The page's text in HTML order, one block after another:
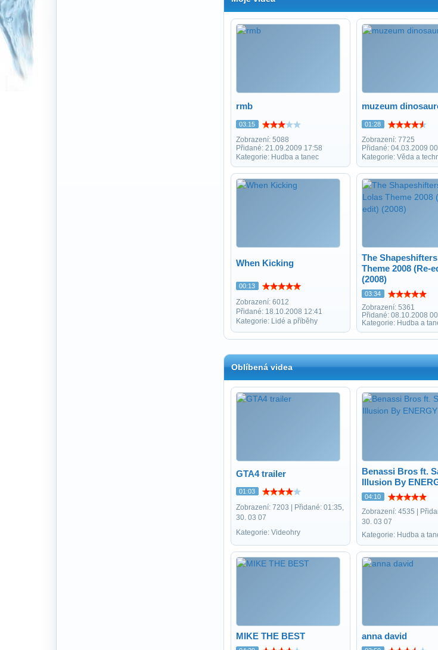
rmb
03:15
Zobrazení: 5088
Přidané: 21.09.2009 17:58
Kategorie: Hudba a tanec
muzeum
01:28
Zobrazení: 7725
Přidané: 04.03.2009
Kategorie: Věda a
When Kicking
00:13
Zobrazení: 6012
Přidané: 18.10.2008 12:41
Kategorie: Lidé a příběhy
The
Theme 2008 (Re-
(2008)
03:34
Zobrazení: 5361
Přidané: 08.10.2008
Kategorie: Hudba a
Oblíbená videa
GTA4 trailer
01:03
Zobrazení: 7203 | Přidané: 01:35,
30. 03 07
Kategorie: Videohry
Benassi Bros ft.
Illusion By
04:10
Zobrazení: 4535 |
30. 03 07
Kategorie: Hudba a
MIKE THE BEST anna david